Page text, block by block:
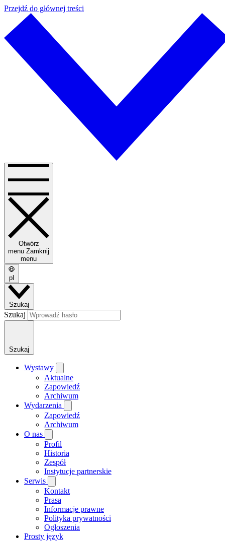
Przejdź do głównej treści
Otwórz
menu Zamknij
menu
pl
Szukaj
Szukaj
Szukaj
Wystawy
Aktualne
Zapowiedź
Archiwum
Wydarzenia
Zapowiedź
Archiwum
O nas
Profil
Historia
Zespół
Instytucje partnerskie
Serwis
Kontakt
Prasa
Informacje prawne
Polityka prywatności
Ogłoszenia
Prosty język